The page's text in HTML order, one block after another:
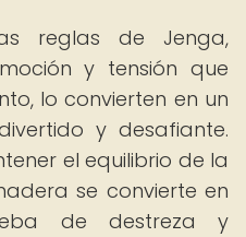
reglas de Jenga,
y tensión que
lo convierten en un
y desafiante.
el equilibrio de la
se convierte en
de destreza y